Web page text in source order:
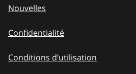
Nouvelles
Confidentialité
Conditions d’utilisation